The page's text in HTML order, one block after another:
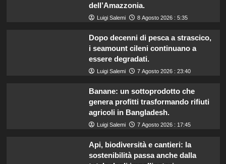
dell’Amazzonia.
Luigi Salemi 8 Agosto 2026 : 5:35
Dopo decenni di pesca a strascico,
i seamount cileni continuano a
essere degradati.
Luigi Salemi 7 Agosto 2026 : 23:40
Banane: un sottoprodotto che
genera profitti trasformando rifiuti
agricoli in Bangladesh.
Luigi Salemi 7 Agosto 2026 : 17:45
Api, biodiversità e cantieri: la
sostenibilità passa anche dalla